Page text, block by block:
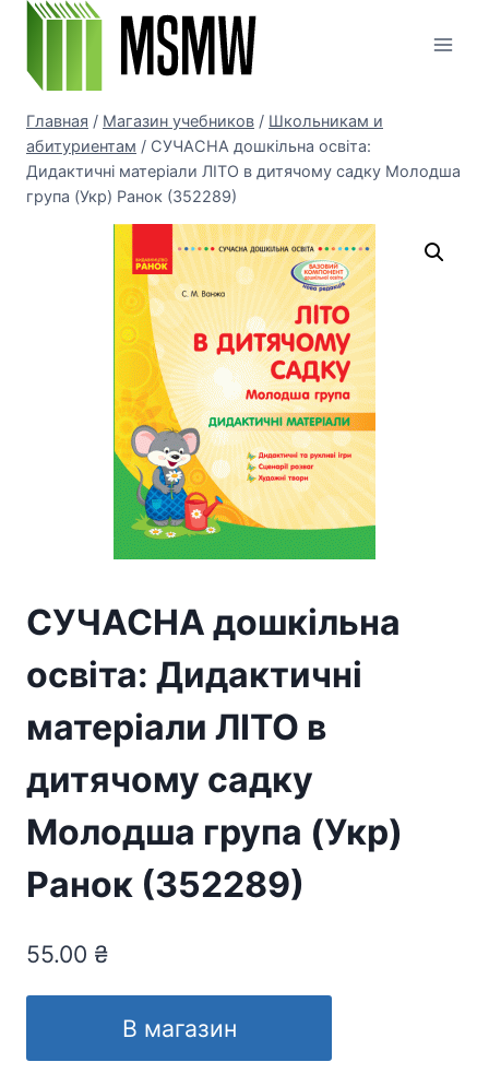
Перейти
содержимому
Главная / Магазин учебников / Школьникам и
абитуриентам / СУЧАСНА дошкільна освіта:
Дидактичні матеріали ЛІТО в дитячому садку Молодша
група (Укр) Ранок (352289)
СУЧАСНА дошкільна
освіта: Дидактичні
матеріали ЛІТО в
дитячому садку
Молодша група (Укр)
Ранок (352289)
55.00 ₴
В магазин